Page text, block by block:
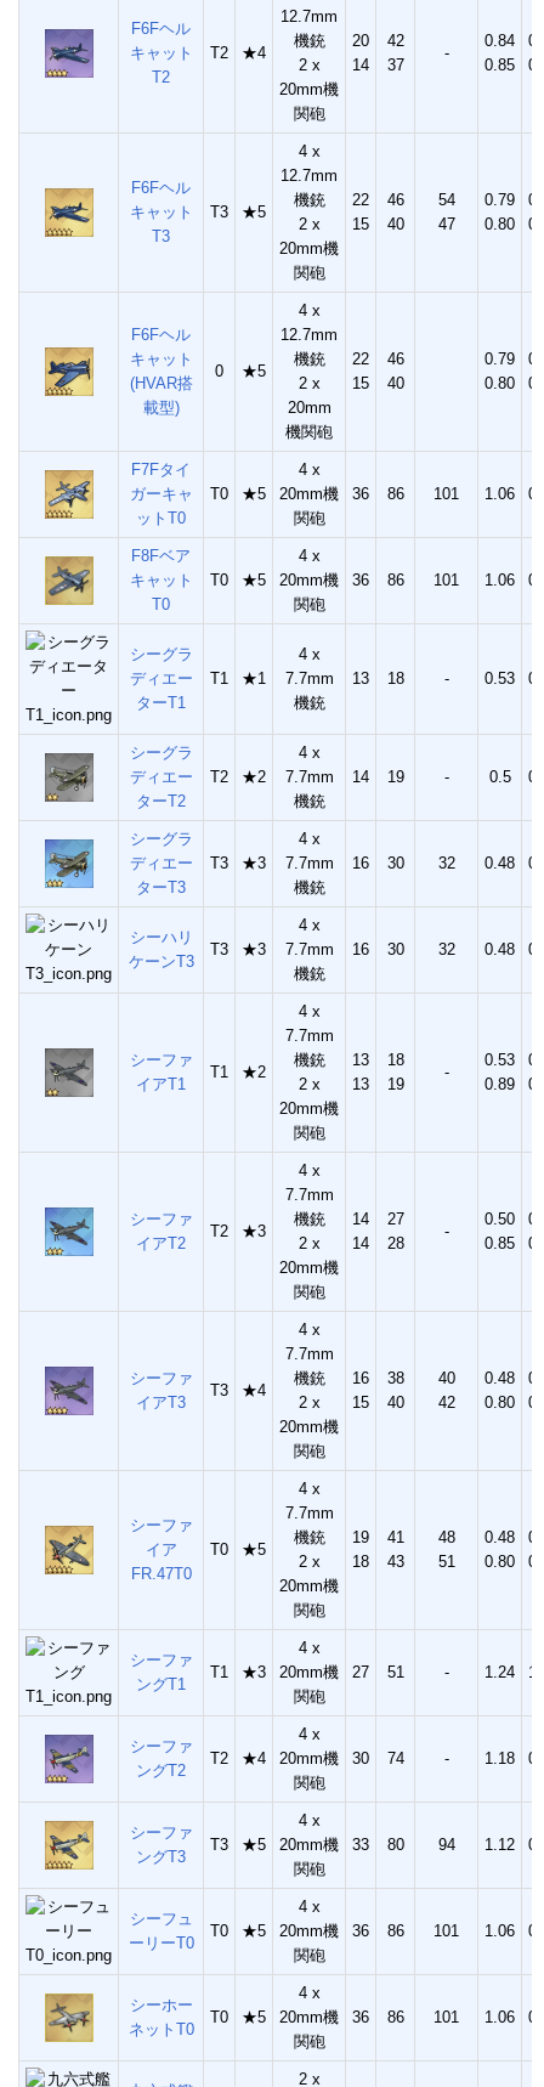
F6Fヘル
キャット
T2
T2 ★4
12.7mm
機銃
2 x
20mm機
関砲
20
14
42
37
-
0.84
0.85
F6Fヘル
キャット
T3
T3 ★5
4 x
12.7mm
機銃
2 x
20mm機
関砲
22
15
46
40
54
47
0.79
0.80
F6Fヘル
キャット
(HVAR搭
載型)
0 ★5
4 x
12.7mm
機銃
2 x
20mm
機関砲
22
15
46
40
0.79
0.80
F7Fタイ
ガーキャ
ットT0
T0 ★5
4 x
20mm機
関砲
36 86 101 1.06
F8Fベア
キャット
T0
T0 ★5
4 x
20mm機
関砲
36 86 101 1.06
シーグラ
ディエー
ターT1
T1 ★1
4 x
7.7mm
機銃
13 18 - 0.53
シーグラ
ディエー
ターT2
T2 ★2
4 x
7.7mm
機銃
14 19 - 0.5
シーグラ
ディエー
ターT3
T3 ★3
4 x
7.7mm
機銃
16 30 32 0.48
シーハリ
ケーンT3
T3 ★3
4 x
7.7mm
機銃
16 30 32 0.48
シーファ
イアT1
T1 ★2
4 x
7.7mm
機銃
2 x
20mm機
関砲
13
13
18
19
-
0.53
0.89
シーファ
イアT2
T2 ★3
4 x
7.7mm
機銃
2 x
20mm機
関砲
14
14
27
28
-
0.50
0.85
シーファ
イアT3
T3 ★4
4 x
7.7mm
機銃
2 x
20mm機
関砲
16
15
38
40
40
42
0.48
0.80
シーファ
イア
FR.47T0
T0 ★5
4 x
7.7mm
機銃
2 x
20mm機
関砲
19
18
41
43
48
51
0.48
0.80
シーファ
ングT1
T1 ★3
4 x
20mm機
関砲
27 51 - 1.24
シーファ
ングT2
T2 ★4
4 x
20mm機
関砲
30 74 - 1.18
シーファ
ングT3
T3 ★5
4 x
20mm機
関砲
33 80 94 1.12
シーフュ
ーリーT0
T0 ★5
4 x
20mm機
関砲
36 86 101 1.06
シーホー
ネットT0
T0 ★5
4 x
20mm機
関砲
36 86 101 1.06
2 x